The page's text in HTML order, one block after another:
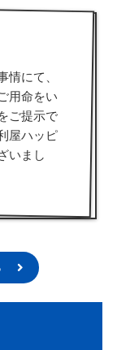
情にて、
用命をい
ご提示で
屋ハッピ
いまし